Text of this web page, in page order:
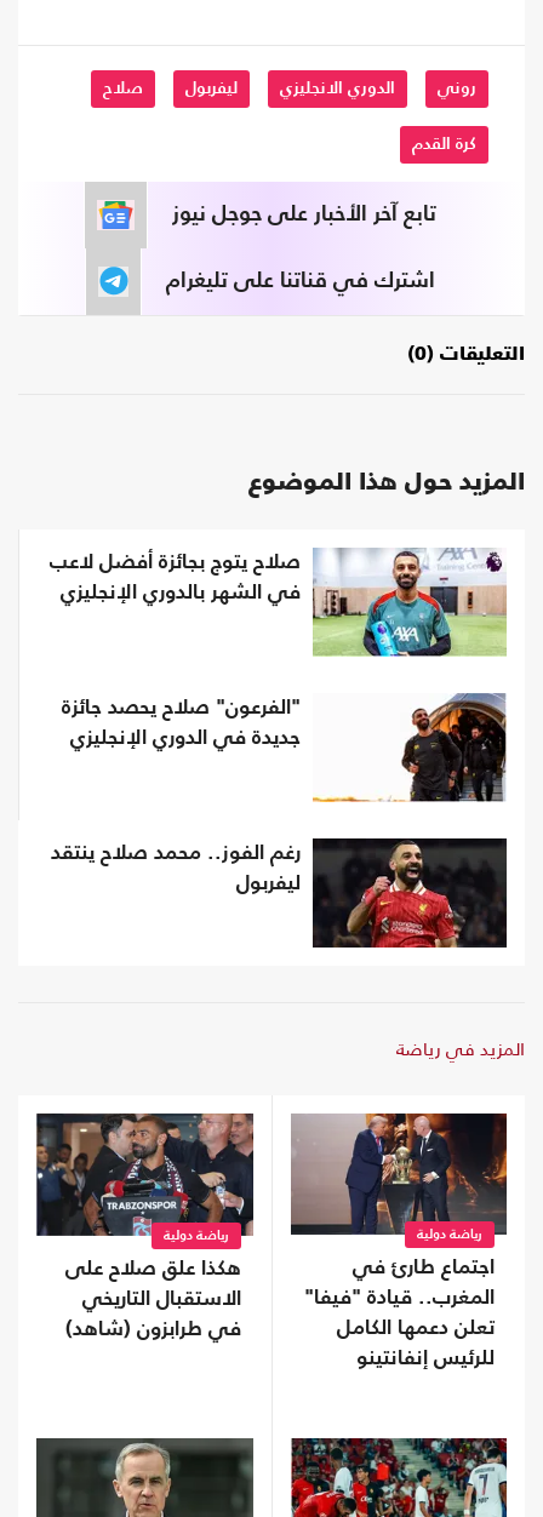
روني الدوري الانجليزي ليفربول صلاح
كرة القدم
تابع آخر الأخبار على جوجل نيوز
اشترك في قناتنا على تليغرام
التعليقات (0)
المزيد حول هذا الموضوع
صلاح يتوج بجائزة أفضل لاعب
في الشهر بالدوري الإنجليزي
"الفرعون" صلاح يحصد جائزة
جديدة في الدوري الإنجليزي
رغم الفوز.. محمد صلاح ينتقد
ليفربول
المزيد في رياضة
رياضة دولية
اجتماع طارئ في
المغرب.. قيادة "فيفا"
تعلن دعمها الكامل
للرئيس إنفانتينو
رياضة دولية
هكذا علق صلاح على
الاستقبال التاريخي
في طرابزون (شاهد)